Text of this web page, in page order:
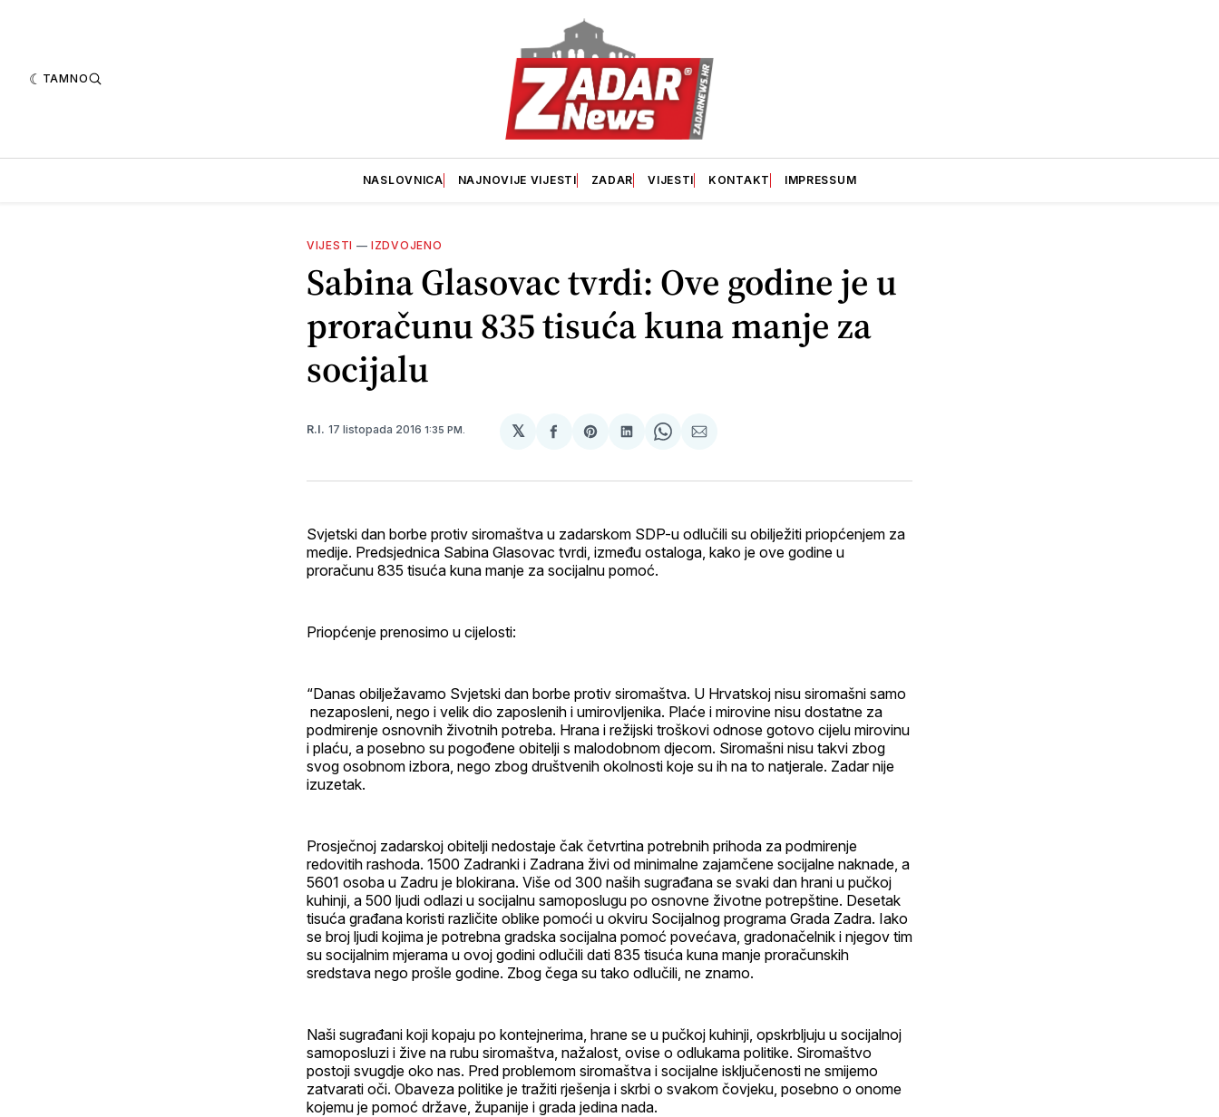
TAMNO
NASLOVNICA NAJNOVIJE VIJESTI ZADAR VIJESTI KONTAKT IMPRESSUM
VIJESTI —IZDVOJENO
Sabina Glasovac tvrdi: Ove godine je u
proračunu 835 tisuća kuna manje za
socijalu
R.I. 17 listopada 2016 1:35 PM. 𝕏
podijeli
Facebook
Sharepodijeli
LinkedIn
Sharepodijeli
maila
Svjetski dan borbe protiv siromaštva u zadarskom SDP-u odlučili su obilježiti priopćenjem za
medije. Predsjednica Sabina Glasovac tvrdi, između ostaloga, kako je ove godine u
proračunu 835 tisuća kuna manje za socijalnu pomoć.
Priopćenje prenosimo u cijelosti:
“Danas obilježavamo Svjetski dan borbe protiv siromaštva. U Hrvatskoj nisu siromašni samo
nezaposleni, nego i velik dio zaposlenih i umirovljenika. Plaće i mirovine nisu dostatne za
podmirenje osnovnih životnih potreba. Hrana i režijski troškovi odnose gotovo cijelu mirovinu
i plaću, a posebno su pogođene obitelji s malodobnom djecom. Siromašni nisu takvi zbog
svog osobnom izbora, nego zbog društvenih okolnosti koje su ih na to natjerale. Zadar nije
izuzetak.
Prosječnoj zadarskoj obitelji nedostaje čak četvrtina potrebnih prihoda za podmirenje
redovitih rashoda. 1500 Zadranki i Zadrana živi od minimalne zajamčene socijalne naknade, a
5601 osoba u Zadru je blokirana. Više od 300 naših sugrađana se svaki dan hrani u pučkoj
kuhinji, a 500 ljudi odlazi u socijalnu samoposlugu po osnovne životne potrepštine. Desetak
tisuća građana koristi različite oblike pomoći u okviru Socijalnog programa Grada Zadra. Iako
se broj ljudi kojima je potrebna gradska socijalna pomoć povećava, gradonačelnik i njegov tim
su socijalnim mjerama u ovoj godini odlučili dati 835 tisuća kuna manje proračunskih
sredstava nego prošle godine. Zbog čega su tako odlučili, ne znamo.
Naši sugrađani koji kopaju po kontejnerima, hrane se u pučkoj kuhinji, opskrbljuju u socijalnoj
samoposluzi i žive na rubu siromaštva, nažalost, ovise o odlukama politike. Siromaštvo
postoji svugdje oko nas. Pred problemom siromaštva i socijalne isključenosti ne smijemo
zatvarati oči. Obaveza politike je tražiti rješenja i skrbi o svakom čovjeku, posebno o onome
kojemu je pomoć države, županije i grada jedina nada.